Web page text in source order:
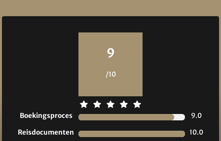
9
/10
Boekingsproces
9.0
Reisdocumenten
10.0